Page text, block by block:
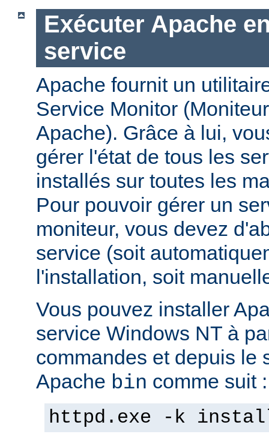
Exécuter Apache
service
Apache fournit un
Service Monitor
Apache). Grâce à lui,
gérer l'état de tous les
installés sur toutes les
Pour pouvoir gérer un
moniteur, vous devez
service (soit
l'installation, soit
Vous pouvez installer
service Windows NT à
commandes et depuis le
Apache bin comme suit :
httpd.exe -k